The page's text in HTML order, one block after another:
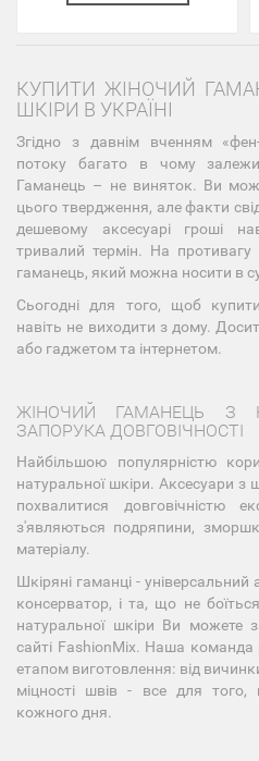
КУПИТИ ЖІНОЧИЙ
ШКІРИ В УКРАЇНІ
Згідно з давнім вченням
потоку багато в чому
Гаманець – не виняток. Ви
цього твердження, але факти
дешевому аксесуарі гроші
тривалий термін. На
гаманець, який можна носити в
Сьогодні для того, щоб
навіть не виходити з дому.
або гаджетом та інтернетом.
ЖІНОЧИЙ ГАМАНЕЦЬ З
ЗАПОРУКА ДОВГОВІЧНОСТІ
Найбільшою популярністю
натуральної шкіри. Аксесуари з
похвалитися довговічністю
з'являються подряпини,
матеріалу.
Шкіряні гаманці - універсальний
консерватор, і та, що не
натуральної шкіри Ви
сайті FashionMix. Наша
етапом виготовлення: від
міцності швів - все для
кожного дня.